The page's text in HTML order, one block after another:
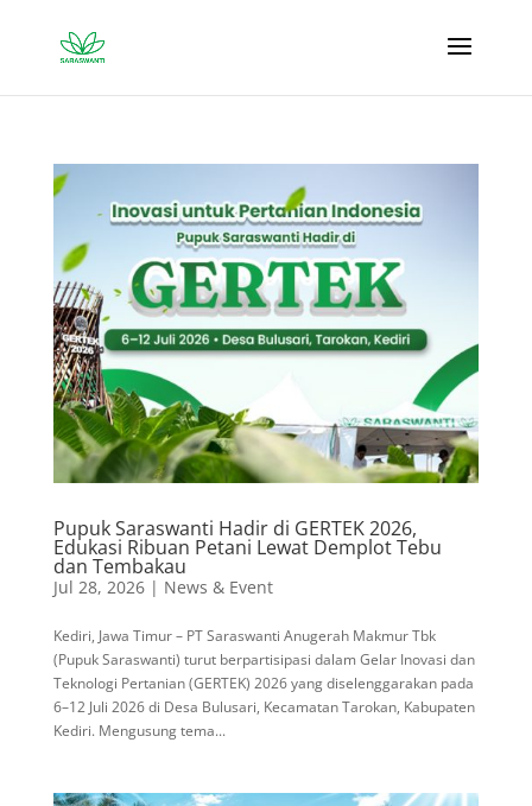
Pupuk Saraswanti Hadir di GERTEK 2026,
Edukasi Ribuan Petani Lewat Demplot Tebu
dan Tembakau
Jul 28, 2026| News & Event
Kediri, Jawa Timur – PT Saraswanti Anugerah Makmur Tbk
(Pupuk Saraswanti) turut berpartisipasi dalam Gelar Inovasi dan
Teknologi Pertanian (GERTEK) 2026 yang diselenggarakan pada
6–12 Juli 2026 di Desa Bulusari, Kecamatan Tarokan, Kabupaten
Kediri. Mengusung tema...